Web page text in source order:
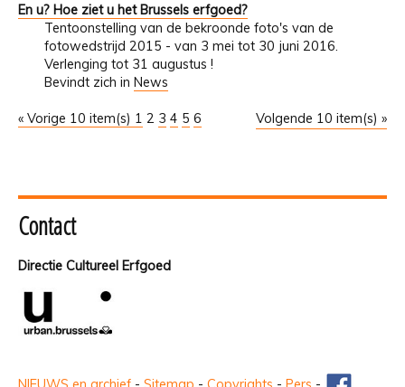
En u? Hoe ziet u het Brussels erfgoed?
Tentoonstelling van de bekroonde foto's van de
fotowedstrijd 2015 - van 3 mei tot 30 juni 2016.
Verlenging tot 31 augustus !
Bevindt zich in News
« Vorige 10 item(s) Volgende 10 item(s) »
1 2 3 4 5 6
Contact
Directie Cultureel Erfgoed